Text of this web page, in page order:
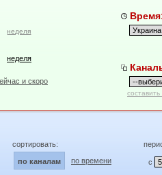
неделя
неделя
и скоро
сортировать:
по каналам по времени с